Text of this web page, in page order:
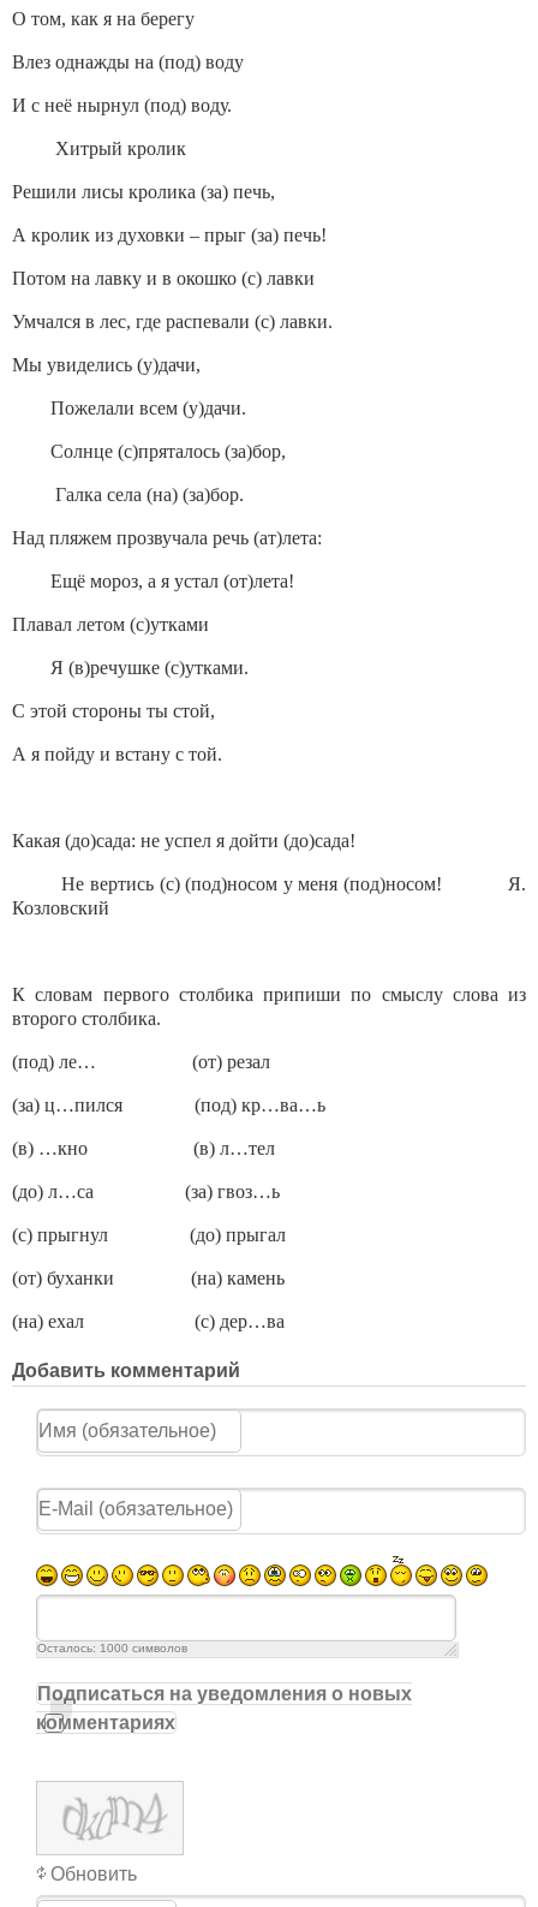
О том, как я на берегу
Влез однажды на (под) воду
И с неё нырнул (под) воду.
Хитрый кролик
Решили лисы кролика (за) печь,
А кролик из духовки – прыг (за) печь!
Потом на лавку и в окошко (с) лавки
Умчался в лес, где распевали (с) лавки.
Мы увиделись (у)дачи,
Пожелали всем (у)дачи.
Солнце (с)пряталось (за)бор,
Галка села (на) (за)бор.
Над пляжем прозвучала речь (ат)лета:
Ещё мороз, а я устал (от)лета!
Плавал летом (с)утками
Я (в)речушке (с)утками.
С этой стороны ты стой,
А я пойду и встану с той.
Какая (до)сада: не успел я дойти (до)сада!
Не вертись (с) (под)носом у меня (под)носом! Я.
Козловский
К словам первого столбика припиши по смыслу слова из
второго столбика.
(под) ле… (от) резал
(за) ц…пился (под) кр…ва…ь
(в) …кно (в) л…тел
(до) л…са (за) гвоз…ь
(с) прыгнул (до) прыгал
(от) буханки (на) камень
(на) ехал (с) дер…ва
Добавить комментарий
Осталось: 1000 символов
Подписаться на уведомления о новых
комментариях
Обновить